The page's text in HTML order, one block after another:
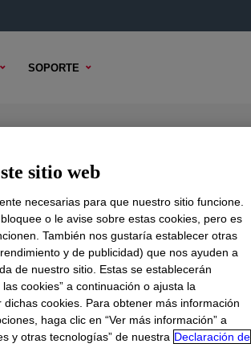
SOPORTE
OPCIONES DE COMPRA
sitio web
necesarias para que nuestro sitio funcione.
o le avise sobre estas cookies, pero es
También nos gustaría establecer otras
y de publicidad) que nos ayuden a
de nuestro sitio. Estas se establecerán
cookies” a continuación o ajusta la
cookies. Para obtener más información
haga clic en “Ver más información” a
y otras tecnologías” de nuestra Declaración de